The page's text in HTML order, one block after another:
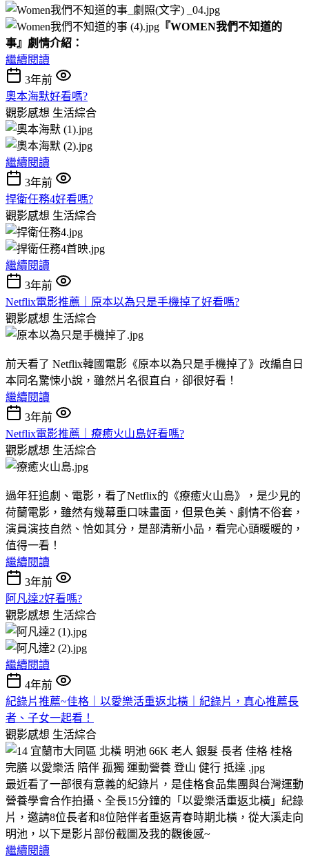
『WOMEN我們不知道的
事』劇情介紹：
繼續閱讀
3年前
奧本海默好看嗎?
觀影感想 生活綜合
繼續閱讀
3年前
捍衛任務4好看嗎?
觀影感想 生活綜合
繼續閱讀
3年前
Netflix電影推薦｜原本以為只是手機掉了好看嗎?
觀影感想 生活綜合
前天看了 Netflix韓國電影《原本以為只是手機掉了》改編自日
本同名驚悚小說，雖然片名很直白，卻很好看！
繼續閱讀
3年前
Netflix電影推薦｜療癒火山島好看嗎?
觀影感想 生活綜合
過年狂追劇、電影，看了Netflix的《療癒火山島》，是少見的
荷蘭電影，雖然有幾幕重口味畫面，但景色美、劇情不俗套，
演員演技自然、恰如其分，是部清新小品，看完心頭暖暖的，
值得一看！
繼續閱讀
3年前
阿凡達2好看嗎?
觀影感想 生活綜合
繼續閱讀
4年前
紀錄片推薦~佳格｜以愛樂活重返北橫｜紀錄片，真心推薦長
者、子女一起看！
觀影感想 生活綜合
最近看了一部很有意義的紀錄片，是佳格食品集團與台灣運動
營養學會合作拍攝、全長15分鐘的「以愛樂活重返北橫」紀錄
片，邀請8位長者和8位陪伴者重返青春時期北橫，從大溪走向
明池，以下是影片部份截圖及我的觀後感~
繼續閱讀